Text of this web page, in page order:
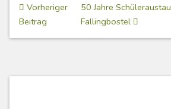
Beitragsnavigation
Vorheriger
Beitrag
50 Jahre
Fallingbostel